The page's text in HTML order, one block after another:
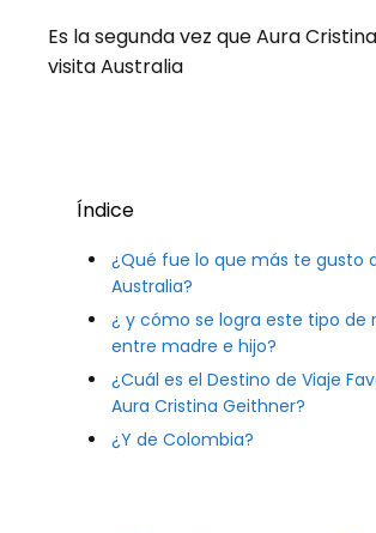
Es la segunda vez que Aura
visita Australia
Índice
¿Qué fue lo que más te gusto
Australia?
¿ y cómo se logra este tipo de
entre madre e hijo?
¿Cuál es el Destino de Viaje
Aura Cristina Geithner?
¿Y de Colombia?